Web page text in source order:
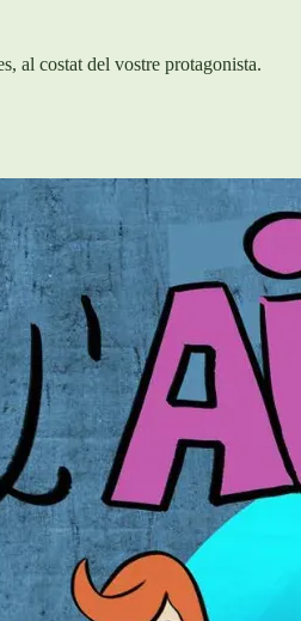
al costat del vostre protagonista.